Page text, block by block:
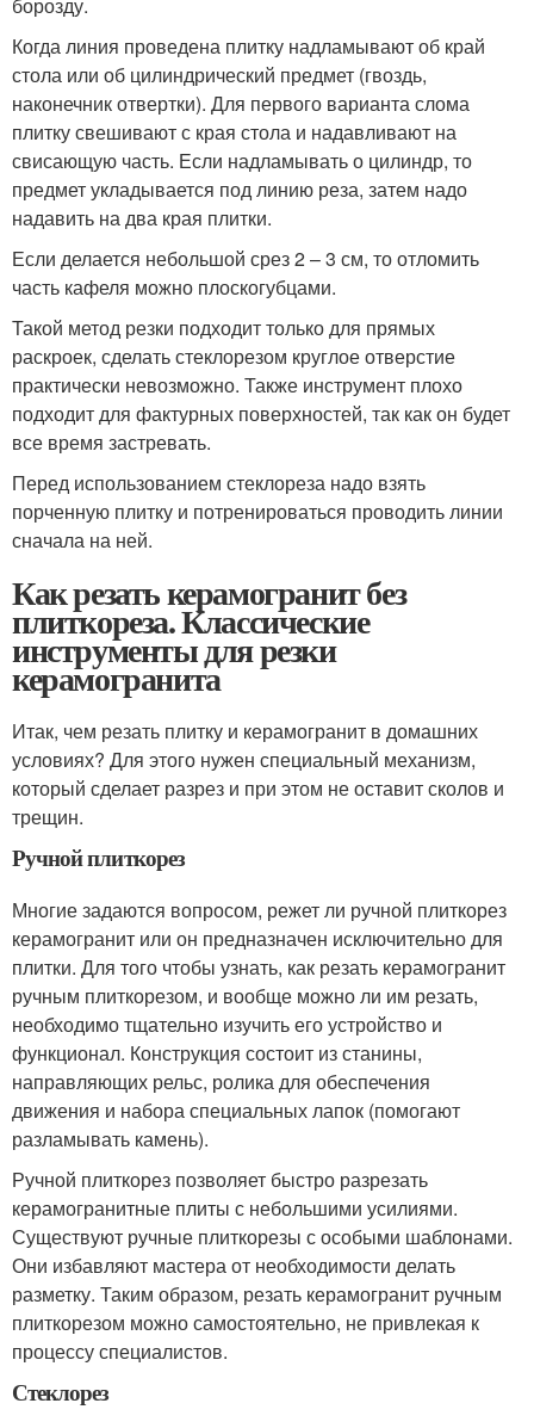
Когда линия проведена плитку надламывают об край
стола или об цилиндрический предмет (гвоздь,
наконечник отвертки). Для первого варианта слома
плитку свешивают с края стола и надавливают на
свисающую часть. Если надламывать о цилиндр, то
предмет укладывается под линию реза, затем надо
надавить на два края плитки.
Если делается небольшой срез 2 – 3 см, то отломить
часть кафеля можно плоскогубцами.
Такой метод резки подходит только для прямых
раскроек, сделать стеклорезом круглое отверстие
практически невозможно. Также инструмент плохо
подходит для фактурных поверхностей, так как он будет
все время застревать.
Перед использованием стеклореза надо взять
порченную плитку и потренироваться проводить линии
сначала на ней.
Как резать керамогранит без
плиткореза. Классические
инструменты для резки
керамогранита
Итак, чем резать плитку и керамогранит в домашних
условиях? Для этого нужен специальный механизм,
который сделает разрез и при этом не оставит сколов и
трещин.
Ручной плиткорез
Многие задаются вопросом, режет ли ручной плиткорез
керамогранит или он предназначен исключительно для
плитки. Для того чтобы узнать, как резать керамогранит
ручным плиткорезом, и вообще можно ли им резать,
необходимо тщательно изучить его устройство и
функционал. Конструкция состоит из станины,
направляющих рельс, ролика для обеспечения
движения и набора специальных лапок (помогают
разламывать камень).
Ручной плиткорез позволяет быстро разрезать
керамогранитные плиты с небольшими усилиями.
Существуют ручные плиткорезы с особыми шаблонами.
Они избавляют мастера от необходимости делать
разметку. Таким образом, резать керамогранит ручным
плиткорезом можно самостоятельно, не привлекая к
процессу специалистов.
Стеклорез